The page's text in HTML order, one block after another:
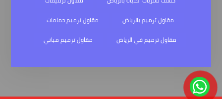
مقاول ترميم بالرياض
مقاول ترميم حمامات
مقاول ترميم في الرياض
مقاول ترميم مباني